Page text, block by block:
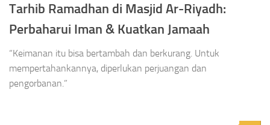
Tarhib Ramadhan di Masjid Ar-Riyadh:
Perbaharui Iman & Kuatkan Jamaah
“Keimanan itu bisa bertambah dan berkurang. Untuk
mempertahankannya, diperlukan perjuangan dan
pengorbanan.”